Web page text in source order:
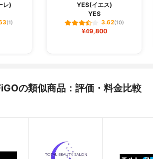
レ)
(1)
YES(イエス)
YES
3.62(10)
¥49,800
の類似商品：評価・料金比較